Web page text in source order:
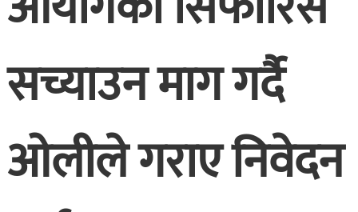
सच्याउन माग गर्दै
ओलीले गराए निवेदन